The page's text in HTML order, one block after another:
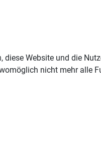
Website und die
nicht mehr alle